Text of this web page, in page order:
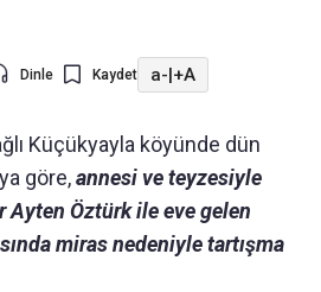
Dinle Kaydet a-|+A
Küçükyayla köyünde dün
göre,annesi ve teyzesiyle
Ayten Öztürk ile eve gelen
miras nedeniyle tartışma